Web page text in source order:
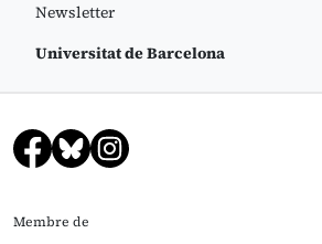
Newsletter
Universitat de Barcelona
Membre de